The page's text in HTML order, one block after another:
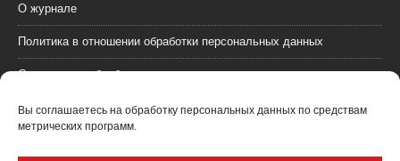
Вы соглашаетесь на обработку персональных данных по средствам
метрических программ.
О журнале
Политика в отношении обработки персональных данных
Согласие на обработку персональных данных
Пользовательское соглашение (оферта)